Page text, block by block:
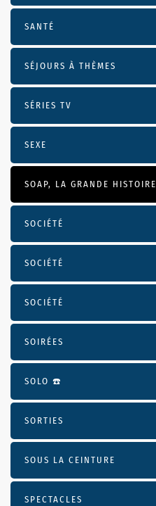
SANTÉ
SÉJOURS À THÈMES
SÉRIES TV
SEXE
SOAP, LA GRANDE HISTOIRE
SOCIÉTÉ
SOCIÉTÉ
SOCIÉTÉ
SOIRÉES
SOLO ☎️
SORTIES
SOUS LA CEINTURE
SPECTACLES